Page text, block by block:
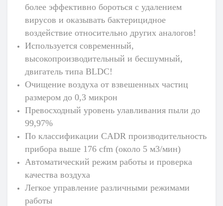
более эффективно бороться с удалением
вирусов и оказывать бактерицидное
воздействие относительно других аналогов!
Используется современный,
высокопроизводительный и бесшумный,
двигатель типа BLDC!
Очищение воздуха от взвешенных частиц
размером до 0,3 микрон
Превосходный уровень улавливания пыли до
99,97%
По классификации CADR производительность
прибора выше 176 cfm (около 5 м3/мин)
Автоматический режим работы и проверка
качества воздуха
Легкое управление различными режимами
работы